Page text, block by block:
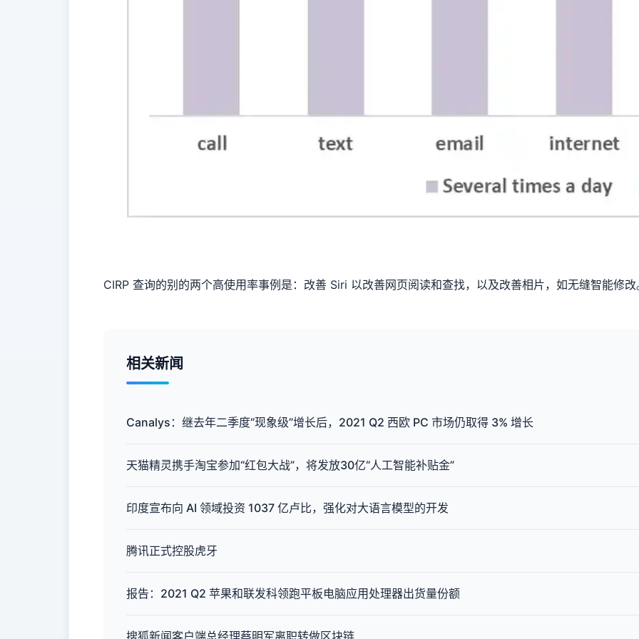
CIRP 查询的别的两个高使用率事例是：改善 Siri 以改善网页阅读和查找，以及改善相片，如无缝智能修改
相关新闻
Canalys：继去年二季度“现象级”增长后，2021 Q2 西欧 PC 市场仍取得 3% 增长
天猫精灵携手淘宝参加“红包大战”，将发放30亿“人工智能补贴金”
印度宣布向 AI 领域投资 1037 亿卢比，强化对大语言模型的开发
腾讯正式控股虎牙
报告：2021 Q2 苹果和联发科领跑平板电脑应用处理器出货量份额
搜狐新闻客户端总经理蔡明军离职转做区块链